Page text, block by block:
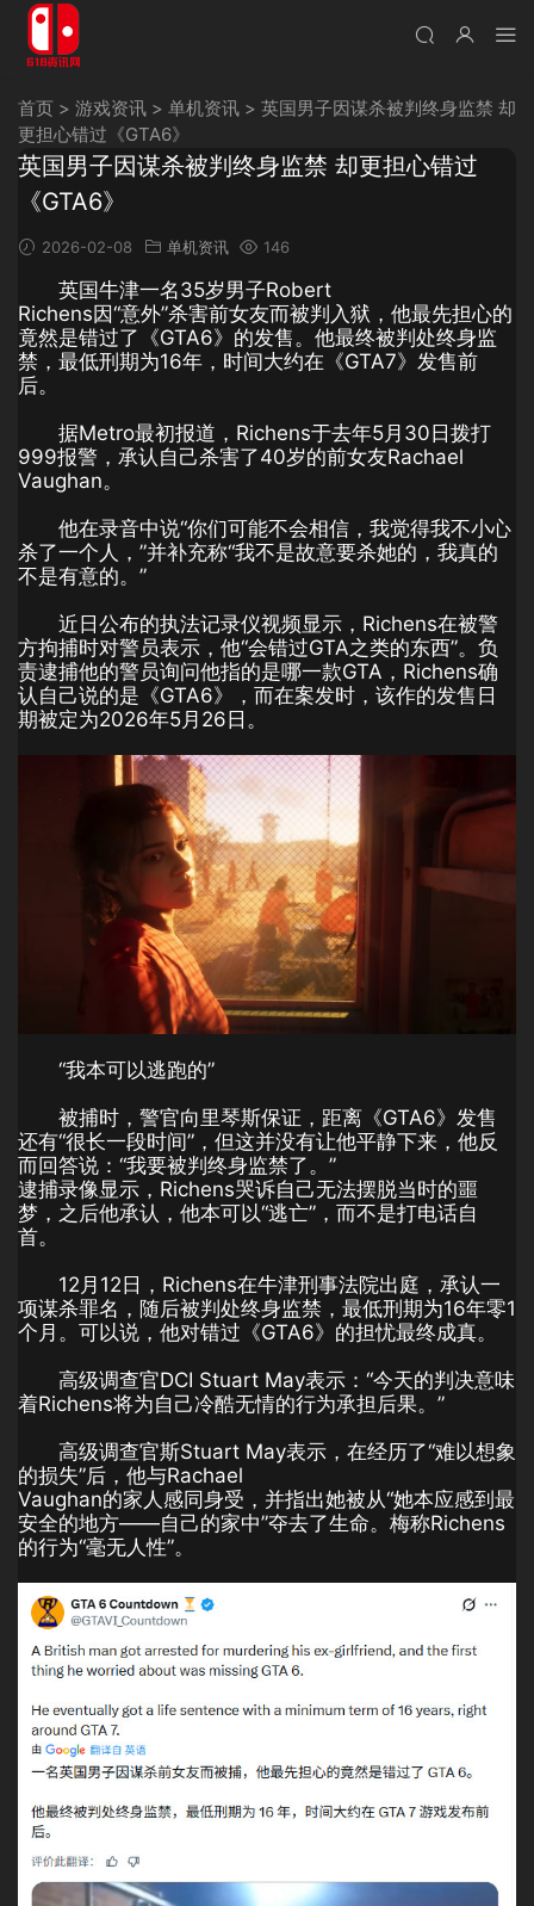
首页 > 游戏资讯 > 单机资讯 > 英国男子因谋杀被判终身监禁 却
更担心错过《GTA6》
英国男子因谋杀被判终身监禁 却更担心错过
《GTA6》
2026-02-08 单机资讯 146
英国牛津一名35岁男子Robert
Richens因“意外”杀害前女友而被判入狱，他最先担心的
竟然是错过了《GTA6》的发售。他最终被判处终身监
禁，最低刑期为16年，时间大约在《GTA7》发售前
后。
据Metro最初报道，Richens于去年5月30日拨打
999报警，承认自己杀害了40岁的前女友Rachael
Vaughan。
他在录音中说“你们可能不会相信，我觉得我不小心
杀了一个人，”并补充称“我不是故意要杀她的，我真的
不是有意的。”
近日公布的执法记录仪视频显示，Richens在被警
方拘捕时对警员表示，他“会错过GTA之类的东西”。负
责逮捕他的警员询问他指的是哪一款GTA，Richens确
认自己说的是《GTA6》，而在案发时，该作的发售日
期被定为2026年5月26日。
“我本可以逃跑的”
被捕时，警官向里琴斯保证，距离《GTA6》发售
还有“很长一段时间”，但这并没有让他平静下来，他反
而回答说：“我要被判终身监禁了。”
逮捕录像显示，Richens哭诉自己无法摆脱当时的噩
梦，之后他承认，他本可以“逃亡”，而不是打电话自
首。
12月12日，Richens在牛津刑事法院出庭，承认一
项谋杀罪名，随后被判处终身监禁，最低刑期为16年零1
个月。可以说，他对错过《GTA6》的担忧最终成真。
高级调查官DCI Stuart May表示：“今天的判决意味
着Richens将为自己冷酷无情的行为承担后果。”
高级调查官斯Stuart May表示，在经历了“难以想象
的损失”后，他与Rachael
Vaughan的家人感同身受，并指出她被从“她本应感到最
安全的地方——自己的家中”夺去了生命。梅称Richens
的行为“毫无人性”。